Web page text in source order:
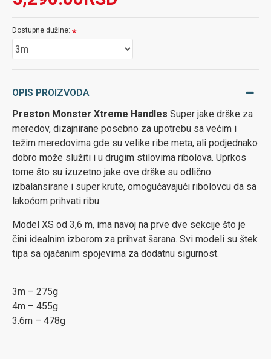
Dostupne dužine:
OPIS PROIZVODA
Preston Monster Xtreme Handles Super jake drške za
meredov, dizajnirane posebno za upotrebu sa većim i
težim meredovima gde su velike ribe meta, ali podjednako
dobro može služiti i u drugim stilovima ribolova. Uprkos
tome što su izuzetno jake ove drške su odlično
izbalansirane i super krute, omogućavajući ribolovcu da sa
lakoćom prihvati ribu.
Model XS od 3,6 m, ima navoj na prve dve sekcije što je
čini idealnim izborom za prihvat šarana. Svi modeli su štek
tipa sa ojačanim spojevima za dodatnu sigurnost.
3m – 275g
4m – 455g
3.6m – 478g